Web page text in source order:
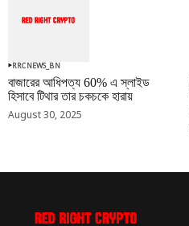
RRCNEWS_BN
বাজারের আধিপত্য 60% এ স্লাইড
হিসাবে টিথার তার চকচকে হারায়
August 30, 2025